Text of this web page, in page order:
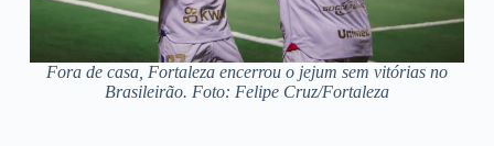
Fora de casa, Fortaleza encerrou o jejum sem vitórias no
Brasileirão. Foto: Felipe Cruz/Fortaleza